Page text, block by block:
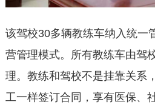
该驾校30多辆教练车纳入统一
营管理模式。所有教练车由驾
理。教练和驾校不是挂靠关系
工一样签订合同，享有医保、